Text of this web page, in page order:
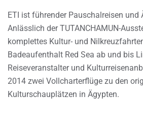
ETI ist führender Pauschalreisen und
Anlässlich der TUTANCHAMUN-
komplettes Kultur- und
Badeaufenthalt Red Sea ab und bis
Reiseveranstalter und
2014 zwei Vollcharterflüge zu den
Kulturschauplätzen in Ägypten.